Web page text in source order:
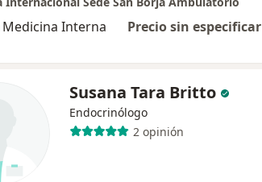
Medicina Interna Precio sin especificar
Susana Tara Britto
Endocrinólogo
2 opinión